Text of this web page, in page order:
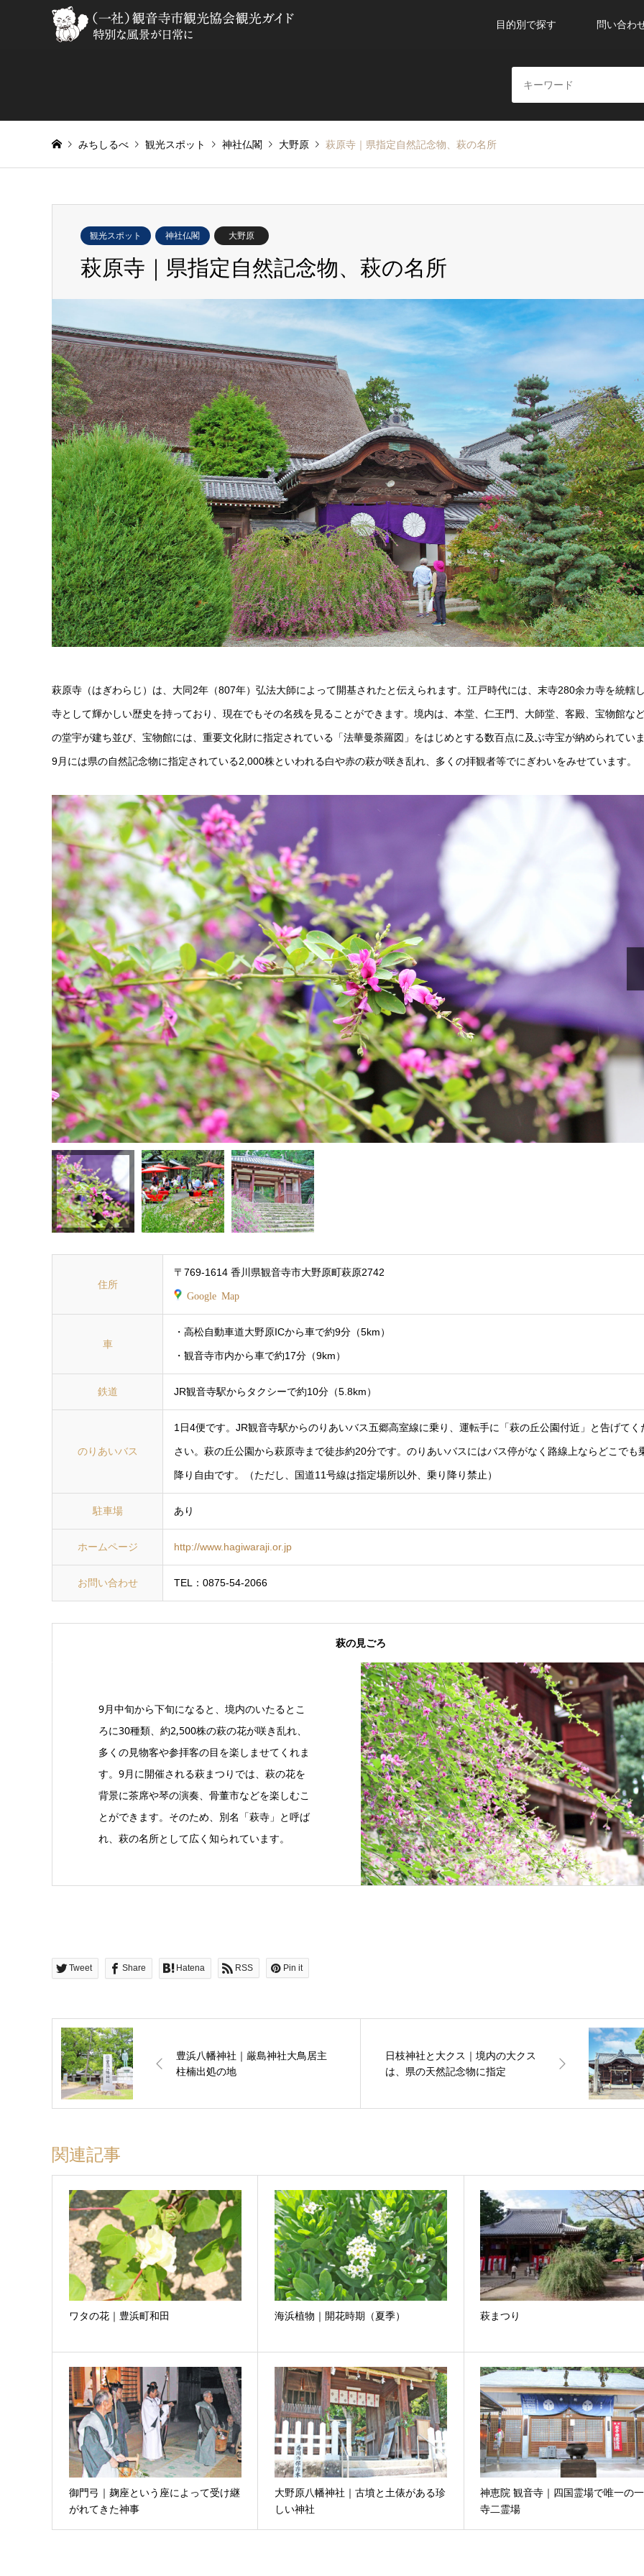
目的別で探す 問い合わ
みちしるべ 観光スポット 神社仏閣 大野原 萩原寺｜県指定自然記念物、萩の名所
観光スポット 神社仏閣 大野原
萩原寺｜県指定自然記念物、萩の名所
萩原寺（はぎわらじ）は、大同2年（807年）弘法大師によって開基されたと伝えられます。江戸時代には、末寺280余カ寺を統轄
寺として輝かしい歴史を持っており、現在でもその名残を見ることができます。境内は、本堂、仁王門、大師堂、客殿、宝物館な
の堂宇が建ち並び、宝物館には、重要文化財に指定されている「法華曼荼羅図」をはじめとする数百点に及ぶ寺宝が納められてい
9月には県の自然記念物に指定されている2,000株といわれる白や赤の萩が咲き乱れ、多くの拝観者等でにぎわいをみせています。
住所
〒769-1614 香川県観音寺市大野原町萩原2742
Google Map
車
・高松自動車道大野原ICから車で約9分（5km）
・観音寺市内から車で約17分（9km）
鉄道 JR観音寺駅からタクシーで約10分（5.8km）
のりあいバス
1日4便です。JR観音寺駅からのりあいバス五郷高室線に乗り、運転手に「萩の丘公園付近」と告げてく
さい。萩の丘公園から萩原寺まで徒歩約20分です。のりあいバスにはバス停がなく路線上ならどこでも
降り自由です。（ただし、国道11号線は指定場所以外、乗り降り禁止）
駐車場 あり
ホームページ http://www.hagiwaraji.or.jp
お問い合わせ TEL：0875-54-2066
萩の見ごろ
9月中旬から下旬になると、境内のいたるとこ
ろに30種類、約2,500株の萩の花が咲き乱れ、
多くの見物客や参拝客の目を楽しませてくれま
す。9月に開催される萩まつりでは、萩の花を
背景に茶席や琴の演奏、骨董市などを楽しむこ
とができます。そのため、別名「萩寺」と呼ば
れ、萩の名所として広く知られています。
Tweet Share Hatena RSS Pin it
豊浜八幡神社｜厳島神社大鳥居主
柱楠出処の地
日枝神社と大クス｜境内の大クス
は、県の天然記念物に指定
関連記事
ワタの花｜豊浜町和田 海浜植物｜開花時期（夏季） 萩まつり
御門弓｜麹座という座によって受け継
がれてきた神事
大野原八幡神社｜古墳と土俵がある珍
しい神社
神恵院 観音寺｜四国霊場で唯一の一
寺二霊場